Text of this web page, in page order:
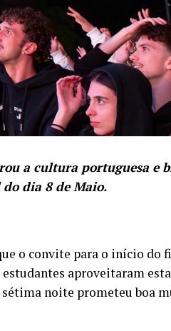
a cultura portuguesa e
dia 8 de Maio.
o convite para o início do
aproveitaram esta
sétima noite prometeu boa